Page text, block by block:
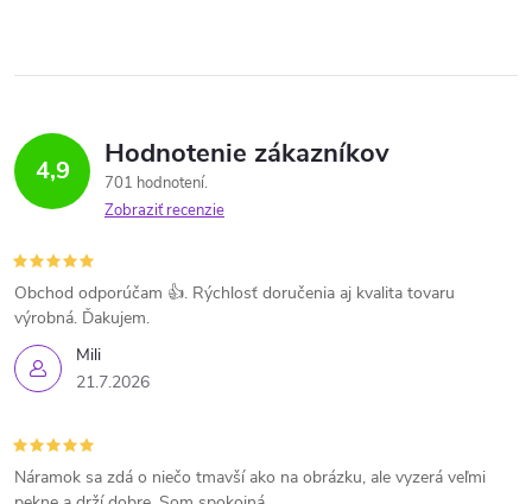
4,9 Hodnotenie zákazníkov
701 hodnotení
Zobraziť recenzie
Mili
21.7.2026
Obchod odporúčam 👍. Rýchlosť doručenia aj kvalita tovaru
výrobná. Ďakujem.
Náramok sa zdá o niečo tmavší ako na obrázku, ale vyzerá veľmi